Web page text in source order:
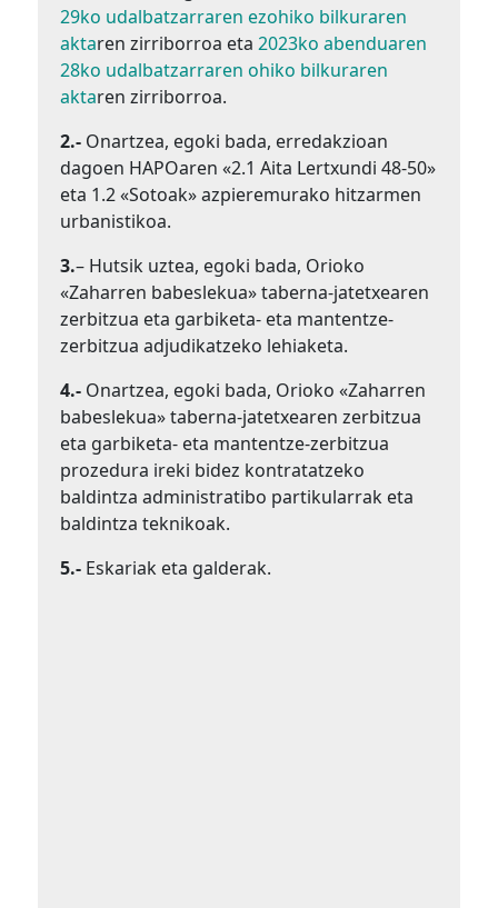
29ko udalbatzarraren ezohiko bilkuraren
aktaren zirriborroa eta2023ko abenduaren
28ko udalbatzarraren ohiko bilkuraren
aktaren zirriborroa.
2.- Onartzea, egoki bada, erredakzioan
dagoen HAPOaren «2.1 Aita Lertxundi 48-50»
eta 1.2 «Sotoak» azpieremurako hitzarmen
urbanistikoa.
3.– Hutsik uztea, egoki bada, Orioko
«Zaharren babeslekua» taberna-jatetxearen
zerbitzua eta garbiketa- eta mantentze-
zerbitzua adjudikatzeko lehiaketa.
4.- Onartzea, egoki bada, Orioko «Zaharren
babeslekua» taberna-jatetxearen zerbitzua
eta garbiketa- eta mantentze-zerbitzua
prozedura ireki bidez kontratatzeko
baldintza administratibo partikularrak eta
baldintza teknikoak.
5.- Eskariak eta galderak.